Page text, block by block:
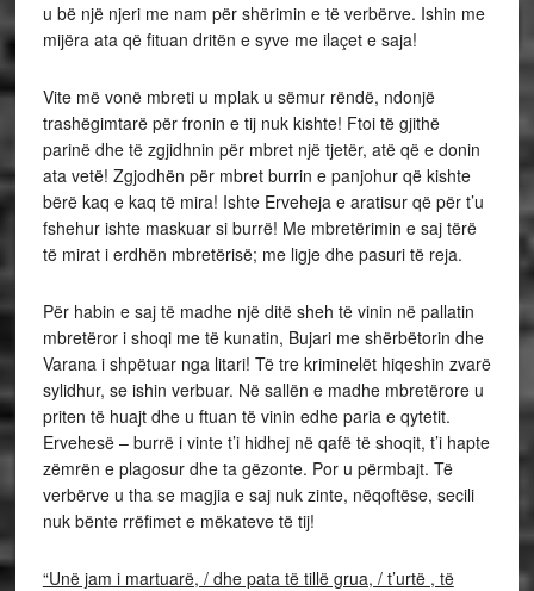
u bë një njeri me nam për shërimin e të verbërve. Ishin me
mijëra ata që fituan dritën e syve me ilaçet e saja!
Vite më vonë mbreti u mplak u sëmur rëndë, ndonjë
trashëgimtarë për fronin e tij nuk kishte! Ftoi të gjithë
parinë dhe të zgjidhnin për mbret një tjetër, atë që e donin
ata vetë! Zgjodhën për mbret burrin e panjohur që kishte
bërë kaq e kaq të mira! Ishte Erveheja e aratisur që për t’u
fshehur ishte maskuar si burrë! Me mbretërimin e saj tërë
të mirat i erdhën mbretërisë; me ligje dhe pasuri të reja.
Për habin e saj të madhe një ditë sheh të vinin në pallatin
mbretëror i shoqi me të kunatin, Bujari me shërbëtorin dhe
Varana i shpëtuar nga litari! Të tre kriminelët hiqeshin zvarë
sylidhur, se ishin verbuar. Në sallën e madhe mbretërore u
priten të huajt dhe u ftuan të vinin edhe paria e qytetit.
Ervehesë – burrë i vinte t’i hidhej në qafë të shoqit, t’i hapte
zëmrën e plagosur dhe ta gëzonte. Por u përmbajt. Të
verbërve u tha se magjia e saj nuk zinte, nëqoftëse, secili
nuk bënte rrëfimet e mëkateve të tij!
“Unë jam i martuarë, / dhe pata të tillë grua, / t’urtë , të